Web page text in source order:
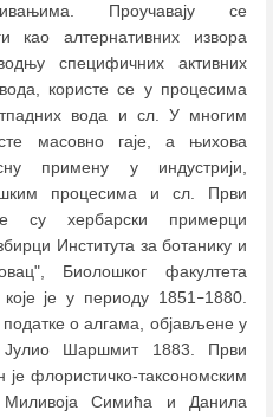
Проучавају се
као алтернативних извора
специфичних активних
користе се у процесима
вода и сл. У многим
масовно гаје, а њихова
примену у индустрији,
процесима и сл. Први
су хербарски примерци
Института за ботанику и
Биолошког факултета
је у периоду 1851–1880.
о алгама, објављене у
Јулио Шаршмит 1883. Први
је флористичко-таксономским
Симића и Данила